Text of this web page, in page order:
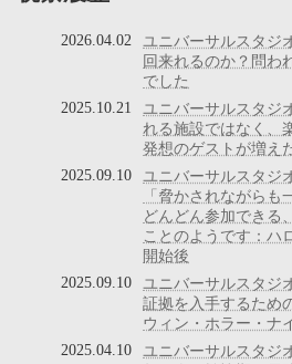
ユニバーサルスタジ
回来れるのか？問わ
でした
2026.04.02
ユニバーサルスタジ
れる施設ではなく、
発想のゲストが増え
2025.10.21
ユニバーサルスタジ
「脅かされながらも
どんどん参加できる
ことのようです：ハ
開始後
2025.09.10
ユニバーサルスタジ
証拠を入手するため
ウィン・ホラー・ナ
2025.09.10
ユニバーサルスタジ
2025.04.10